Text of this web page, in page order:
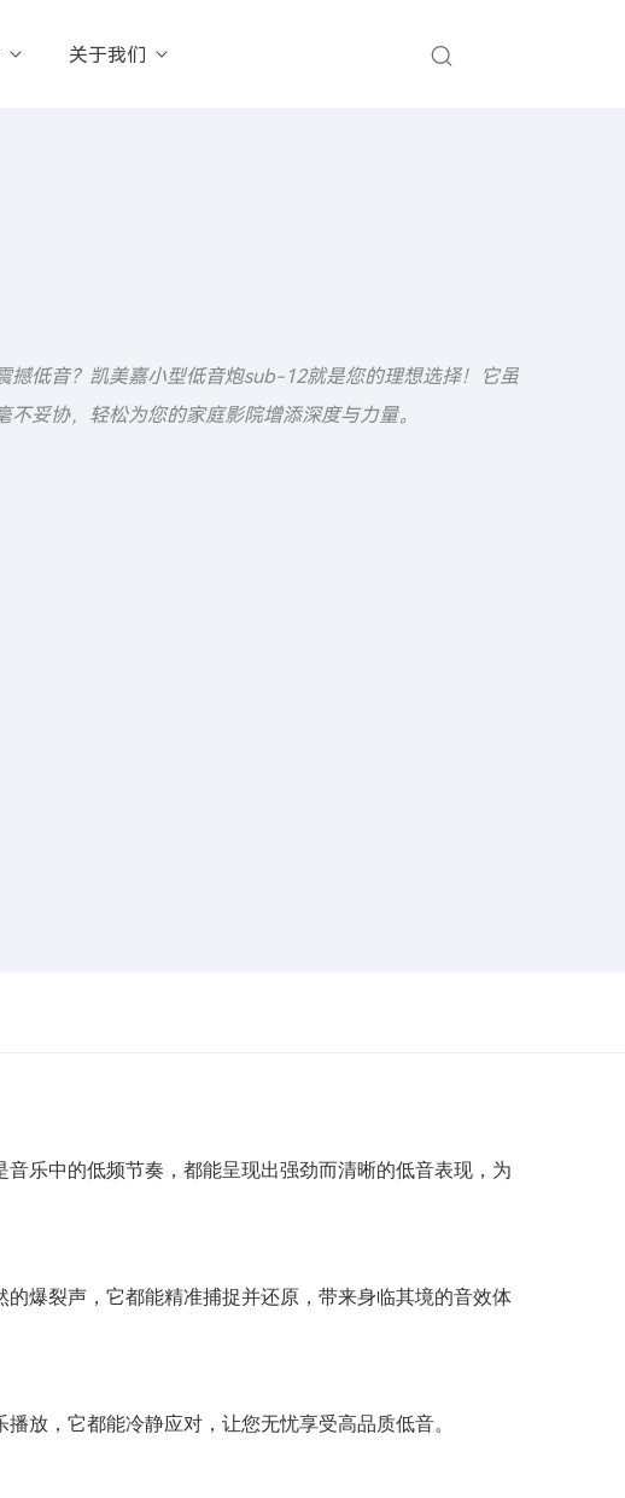
关于我们
撼低音？凯美嘉小型低音炮sub-12就是您的理想选择！它虽
不妥协，轻松为您的家庭影院增添深度与力量。
乐中的低频节奏，都能呈现出强劲而清晰的低音表现，为
爆裂声，它都能精准捕捉并还原，带来身临其境的音效体
放，它都能冷静应对，让您无忧享受高品质低音。